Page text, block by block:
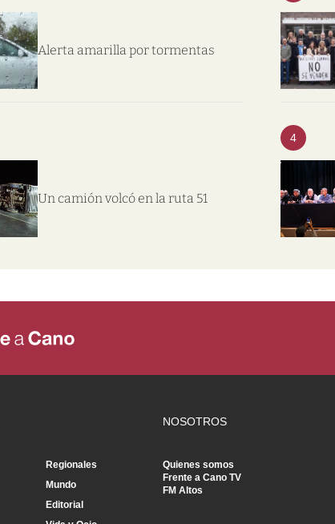
Alerta amarilla por tormentas
Un camión volcó en la ruta 51
4
Regionales
Mundo
Editorial
NOSOTROS
Quienes somos
Frente a Cano TV
FM Altos